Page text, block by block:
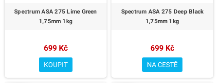
Spectrum ASA 275 Lime Green
1,75mm 1kg
699 Kč
KOUPIT
Spectrum ASA 275 Deep Black
1,75mm 1kg
699 Kč
NA CESTĚ